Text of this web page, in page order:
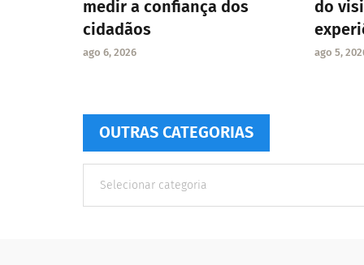
medir a confiança dos
cidadãos
ago 6, 2026
do
ago 5,
OUTRAS CATEGORIAS
Categorias